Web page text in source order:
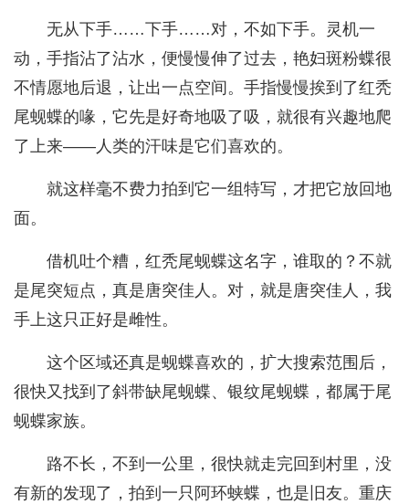
无从下手……下手……对，不如下手。灵机一
动，手指沾了沾水，便慢慢伸了过去，艳妇斑粉蝶很
不情愿地后退，让出一点空间。手指慢慢挨到了红秃
尾蚬蝶的喙，它先是好奇地吸了吸，就很有兴趣地爬
了上来——人类的汗味是它们喜欢的。
就这样毫不费力拍到它一组特写，才把它放回地
面。
借机吐个糟，红秃尾蚬蝶这名字，谁取的？不就
是尾突短点，真是唐突佳人。对，就是唐突佳人，我
手上这只正好是雌性。
这个区域还真是蚬蝶喜欢的，扩大搜索范围后，
很快又找到了斜带缺尾蚬蝶、银纹尾蚬蝶，都属于尾
蚬蝶家族。
路不长，不到一公里，很快就走完回到村里，没
有新的发现了，拍到一只阿环蛱蝶，也是旧友。重庆